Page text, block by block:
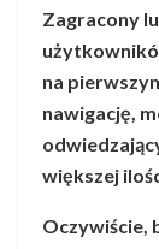
Zagracony
na
nawigację,
większej
Oczywiście,